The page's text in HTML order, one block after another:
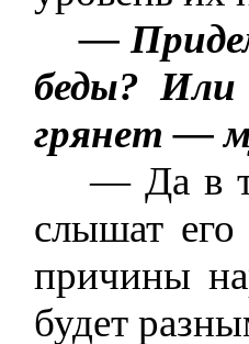
—
беды?
грянет —
— Да в
слышат
причины
будет